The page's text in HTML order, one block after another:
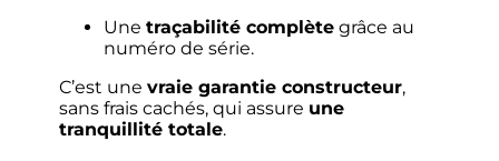
Une traçabilité complète grâce au
numéro de série.
C’est une vraie garantie constructeur,
sans frais cachés, qui assure une
tranquillité totale.